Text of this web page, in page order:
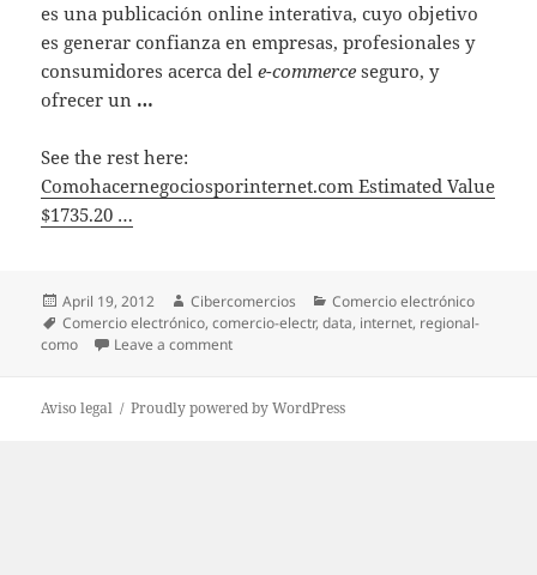
es una publicación online interativa, cuyo objetivo
es generar confianza en empresas, profesionales y
consumidores acerca dele-commerce seguro, y
ofrecer un …
See the rest here:
Comohacernegociosporinternet.com Estimated Value
$1735.20 …
Posted
on
April 19, 2012 Author
Cibercomercios Categories
Comercio electrónico
Tags
Comercio electrónico,comercio-electr,data, internet, regional-
como
Leave a comment
Aviso legal Proudly powered by WordPress